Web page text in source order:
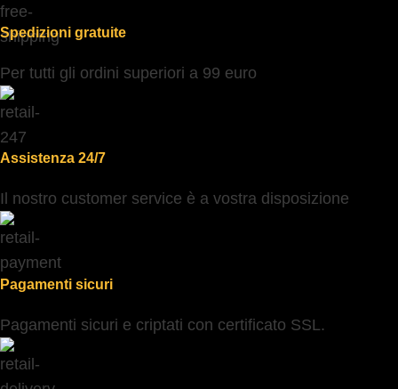
Spedizioni gratuite
Per tutti gli ordini superiori a 99 euro
Assistenza 24/7
Il nostro customer service è a vostra disposizione
Pagamenti sicuri
Pagamenti sicuri e criptati con certificato SSL.